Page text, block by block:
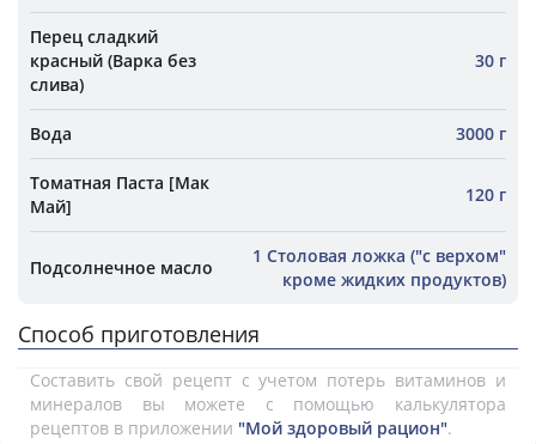
Перец сладкий
красный (Варка без
слива)
30 г
Вода 3000 г
Томатная Паста [Мак
Май]
120 г
Подсолнечное масло
1 Столовая ложка ("с верхом"
кроме жидких продуктов)
Способ приготовления
Составить свой рецепт с учетом потерь витаминов и
минералов вы можете с помощью калькулятора
рецептов в приложении "Мой здоровый рацион".